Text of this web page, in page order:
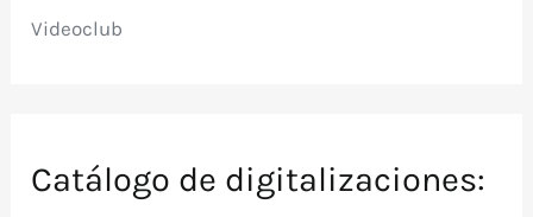
Videoclub
Catálogo de digitalizaciones: